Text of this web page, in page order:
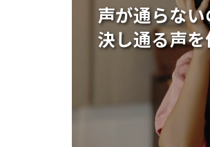
声が通らな
決し通る声